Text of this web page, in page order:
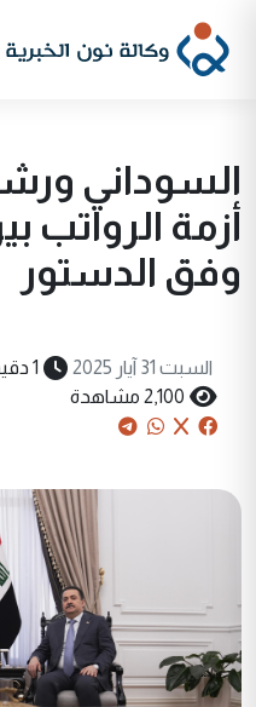
السوداني
أزمة الرواتب
وفق الدستور
السبت 31 آيار 2025 1 دقيقة قراءة
2,100 مشاهدة